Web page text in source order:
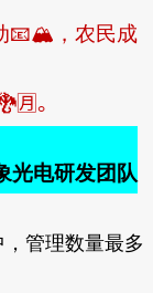
📧🏔，农民成
。
电研发团队
管理数量最多